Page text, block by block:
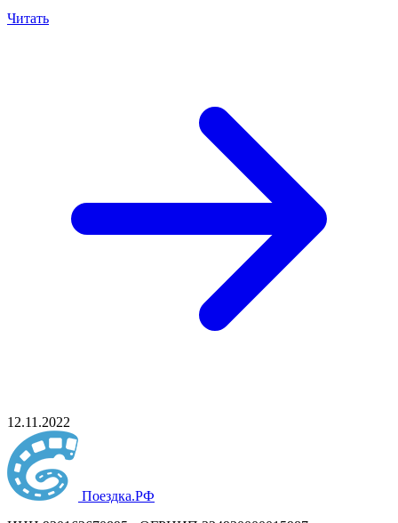
Читать
12.11.2022
Поездка.РФ